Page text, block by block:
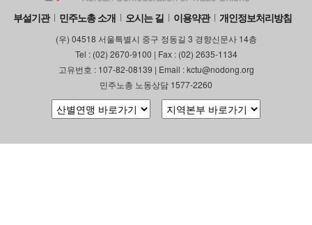
부설기관 민주노총 소개 오시는 길 이용약관 개인정보처리방침
(우) 04518 서울특별시 중구 정동길 3 경향신문사 14층
Tel : (02) 2670-9100 | Fax : (02) 2635-1134
고유번호 : 107-82-08139 | Email : kctu@nodong.org
민주노총 노동상담 1577-2260